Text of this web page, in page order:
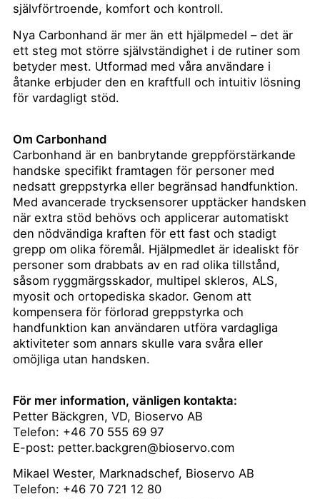
självförtroende, komfort och kontroll.
Nya Carbonhand är mer än ett hjälpmedel – det är
ett steg mot större självständighet i de rutiner som
betyder mest. Utformad med våra användare i
åtanke erbjuder den en kraftfull och intuitiv lösning
för vardagligt stöd.
Om Carbonhand
Carbonhand är en banbrytande greppförstärkande
handske specifikt framtagen för personer med
nedsatt greppstyrka eller begränsad handfunktion.
Med avancerade trycksensorer upptäcker handsken
när extra stöd behövs och applicerar automatiskt
den nödvändiga kraften för ett fast och stadigt
grepp om olika föremål. Hjälpmedlet är idealiskt för
personer som drabbats av en rad olika tillstånd,
såsom ryggmärgsskador, multipel skleros, ALS,
myosit och ortopediska skador. Genom att
kompensera för förlorad greppstyrka och
handfunktion kan användaren utföra vardagliga
aktiviteter som annars skulle vara svåra eller
omöjliga utan handsken.
För mer information, vänligen kontakta:
Petter Bäckgren, VD, Bioservo AB
Telefon: +46 70 555 69 97
E-post: petter.backgren@bioservo.com
Mikael Wester, Marknadschef, Bioservo AB
Telefon: +46 70 721 12 80